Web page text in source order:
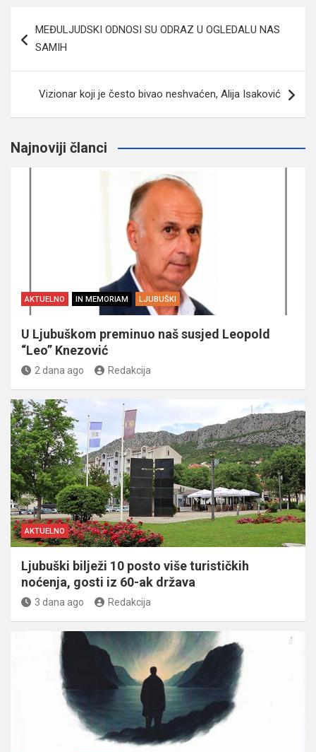
članaka
MEĐULJUDSKI ODNOSI SU ODRAZ U OGLEDALU NAS
SAMIH
Vizionar koji je često bivao neshvaćen, Alija Isaković
Najnoviji članci
AKTUELNO IN MEMORIAM LJUBUŠKI
U Ljubuškom preminuo naš susjed Leopold
“Leo” Knezović
2 dana ago Redakcija
AKTUELNO
Ljubuški bilježi 10 posto više turističkih
noćenja, gosti iz 60-ak država
3 dana ago Redakcija